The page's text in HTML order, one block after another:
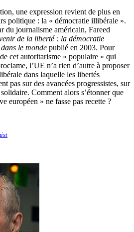
une expression revient de plus en
politique : la « démocratie illibérale ».
du journalisme américain, Fareed
de la liberté : la démocratie
le monde publié en 2003. Pour
cet autoritarisme « populaire » qui
l’UE n’a rien d’autre à proposer
dans laquelle les libertés
pas sur des avancées progressistes, sur
Comment alors s’étonner que
européen » ne fasse pas recette ?